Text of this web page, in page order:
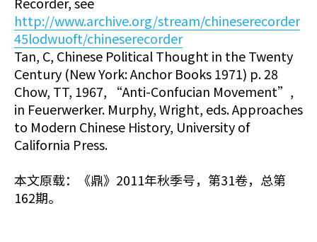
http://www.archive.org/stream/chineserecorder
45lodwuoft/chineserecorder
Tan, C, Chinese Political Thought in the Twenty
Century (New York: Anchor Books 1971) p. 28
Chow, TT, 1967, “Anti-Confucian Movement”,
in Feuerwerker. Murphy, Wright, eds. Approaches
to Modern Chinese History, University of
California Press.
本文原载：《鼎》2011年秋季号，第31卷，总第
162期。